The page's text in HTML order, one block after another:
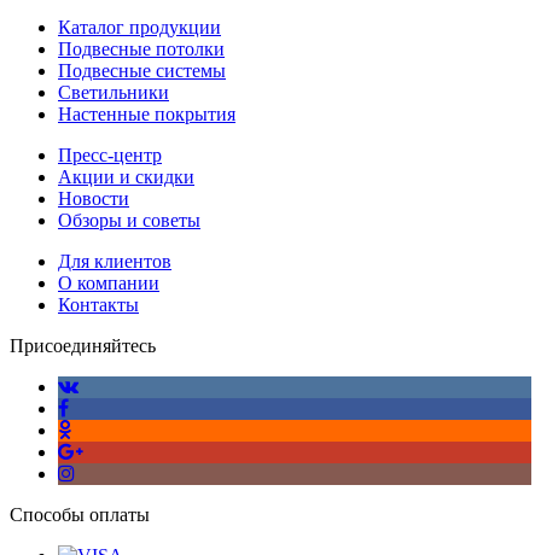
Каталог продукции
Подвесные потолки
Подвесные системы
Светильники
Настенные покрытия
Пресс-центр
Акции и скидки
Новости
Обзоры и советы
Для клиентов
О компании
Контакты
Присоединяйтесь
Способы оплаты